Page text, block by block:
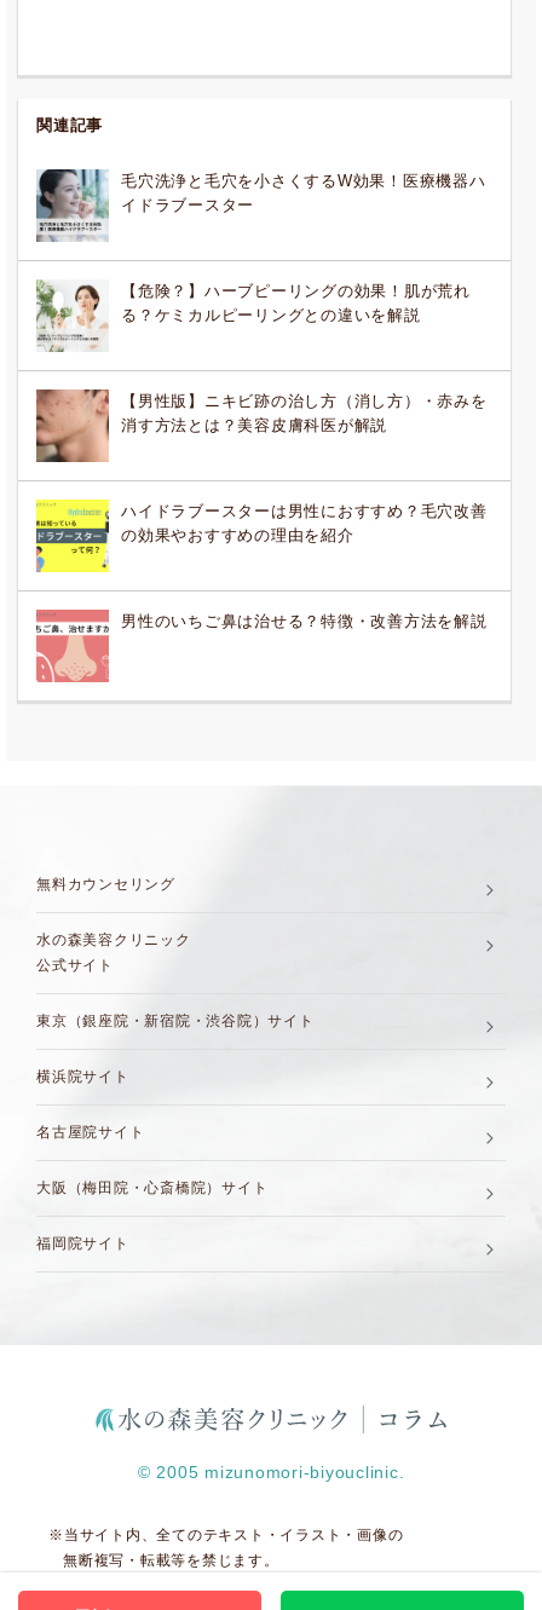
関連記事
毛穴洗浄と毛穴を小さくするW効果！医療機器ハ
イドラブースター
【危険？】ハーブピーリングの効果！肌が荒れ
る？ケミカルピーリングとの違いを解説
【男性版】ニキビ跡の治し方（消し方）・赤みを
消す方法とは？美容皮膚科医が解説
ハイドラブースターは男性におすすめ？毛穴改善
の効果やおすすめの理由を紹介
男性のいちご鼻は治せる？特徴・改善方法を解説
無料カウンセリング
水の森美容クリニック
公式サイト
東京（銀座院・新宿院・渋谷院）サイト
横浜院サイト
名古屋院サイト
大阪（梅田院・心斎橋院）サイト
福岡院サイト
© 2005 mizunomori-biyouclinic.
※当サイト内、全てのテキスト・イラスト・画像の
無断複写・転載等を禁じます。